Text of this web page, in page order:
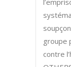
groupe
contre